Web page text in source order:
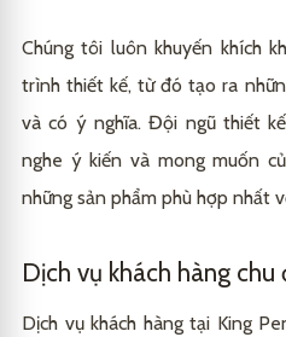
Chúng tôi luôn khuyến khích
trình thiết kế, từ đó tạo ra
và có ý nghĩa. Đội ngũ thiết
nghe ý kiến và mong muốn
những sản phẩm phù hợp nhất
Dịch vụ khách hàng chu
Dịch vụ khách hàng tại King